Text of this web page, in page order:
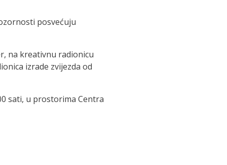
posvećuju
na kreativnu radionicu
izrade zvijezda od
sati, u prostorima Centra